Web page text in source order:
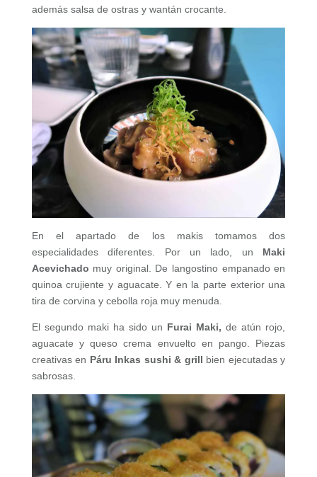
además salsa de ostras y wantán crocante.
En el apartado de los makis tomamos dos
especialidades diferentes. Por un lado, un Maki
Acevichado muy original. De langostino empanado en
quinoa crujiente y aguacate. Y en la parte exterior una
tira de corvina y cebolla roja muy menuda.
El segundo maki ha sido un Furai Maki,de atún rojo,
aguacate y queso crema envuelto en pango. Piezas
creativas en Páru Inkas sushi & grill bien ejecutadas y
sabrosas.